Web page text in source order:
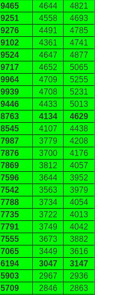
9465 4644
4821
9251 4558
4693
9276 4491
4785
9102 4361
4741
9524 4647
4877
9717 4652
5065
9964 4709
5255
9939 4708
5231
9446 4433
5013
8763 4134
4629
8545 4107
4438
7987 3779
4208
7876 3700
4176
7869 3812
4057
7596 3644
3952
7542 3563
3979
7788 3734
4054
7735 3722
4013
7791 3749
4042
7555 3673
3882
7065 3449
3616
6194 3047
3147
5903 2967
2936
5709 2846 2863